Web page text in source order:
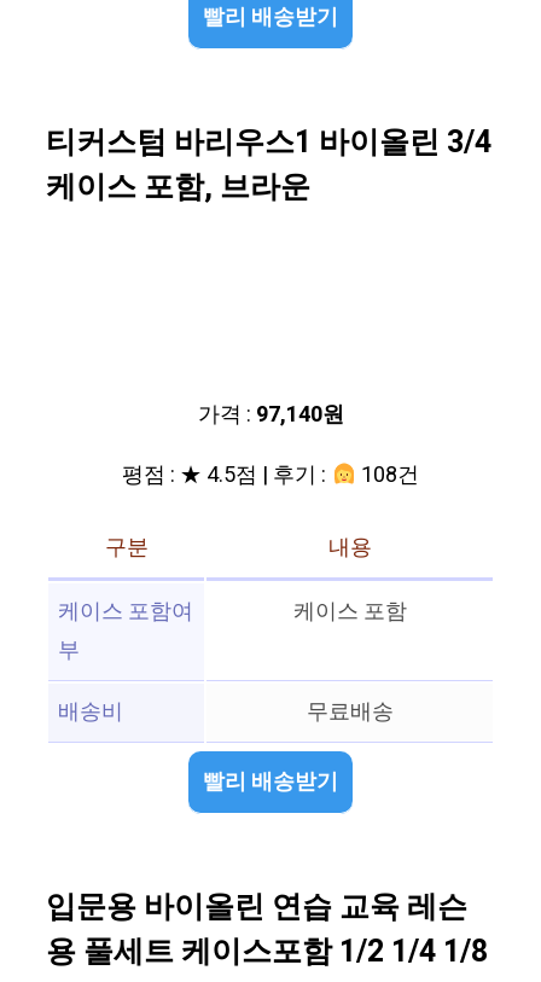
빨리 배송받기
티커스텀 바리우스1 바이올린 3/4
케이스 포함, 브라운
가격 : 97,140원
평점 : ★ 4.5점 | 후기 :
108건
구분
내용
케이스 포함여
부
케이스 포함
배송비 무료배송
빨리 배송받기
입문용 바이올린 연습 교육 레슨
용 풀세트 케이스포함 1/2 1/4 1/8